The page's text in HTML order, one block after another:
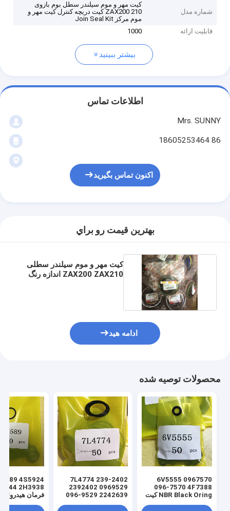
شماره مدل
کیت مهر و موم سیلندر سطل بوم بازوی
ZAX200 210 کیت دریچه کنترل کیت مهر و
موم مرکز Join Seal Kit
قابلیت ارائه
1000
بیشتر ببینید
اطلاعات تماس
Mrs. SUNNY
86 18605253464
اکنون تماس بگیرید
بهترين قيمت رو براي
کیت مهر و موم سیلندر سطلی
ZAX200 ZAX210 اندازه رنگ
ادامه هید
محصولات توصیه شده
6V5555 0967570
096-7570 4F7388
NBR Black Oring کیت
7L4774 239-2402
2392402 0969529
096-9529 2242639
فرمان